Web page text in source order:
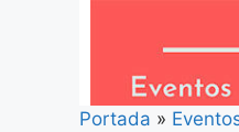
Portada »